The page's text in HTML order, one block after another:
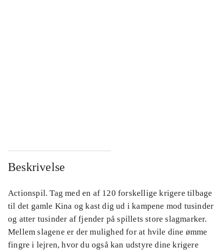
Beskrivelse
Actionspil. Tag med en af 120 forskellige krigere tilbage
til det gamle Kina og kast dig ud i kampene mod tusinder
og atter tusinder af fjender på spillets store slagmarker.
Mellem slagene er der mulighed for at hvile dine ømme
fingre i lejren, hvor du også kan udstyre dine krigere